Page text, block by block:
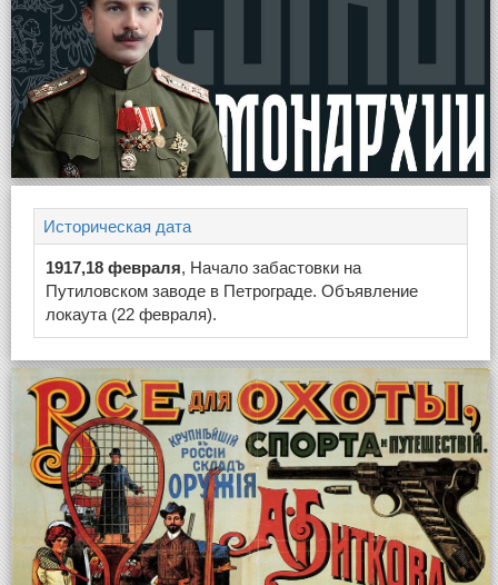
Историческая дата
1917,18 февраля, Начало забастовки на
Путиловском заводе в Петрограде. Объявление
локаута (22 февраля).